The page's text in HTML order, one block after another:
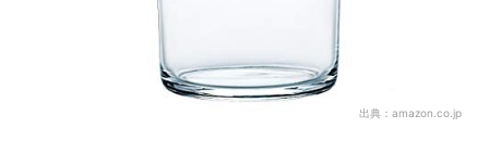
出典： amazon.co.jp